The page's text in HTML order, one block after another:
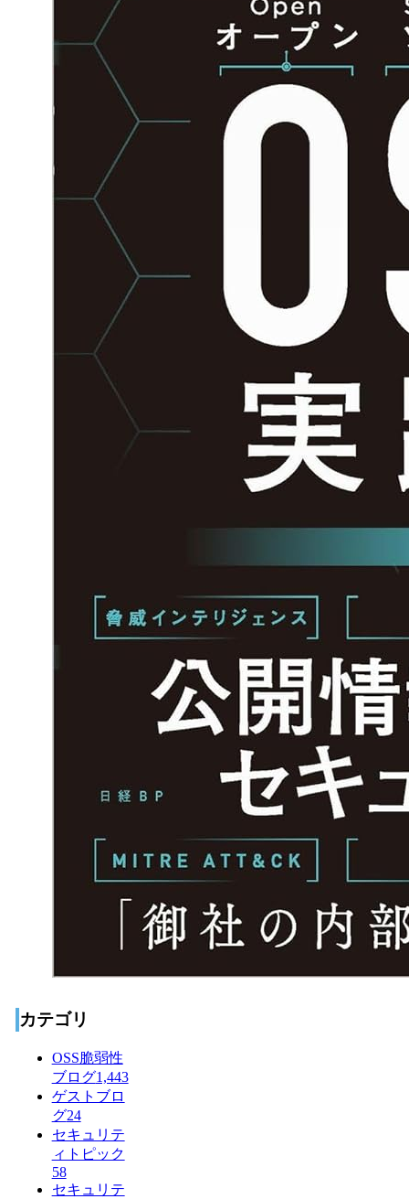
カテゴリ
OSS脆弱性
ブログ1,443
ゲストブロ
グ24
セキュリテ
ィトピック
58
セキュリテ